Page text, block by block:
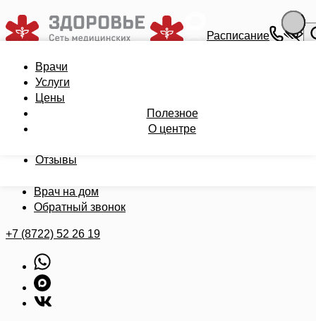
Расписание
Врачи
Цены
Полезное
О центре
Отзывы
Записаться на приём
Врачи
Услуги
Цены
Полезное
О центре
Врач на дом
Обратный звонок
+7 (8722) 52 26 19